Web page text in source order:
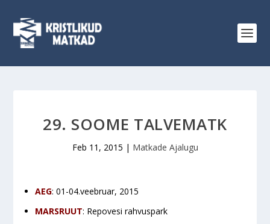
29. SOOME TALVEMATK
Feb 11, 2015 | Matkade Ajalugu
AEG: 01-04.veebruar, 2015
MARSRUUT: Repovesi rahvuspark